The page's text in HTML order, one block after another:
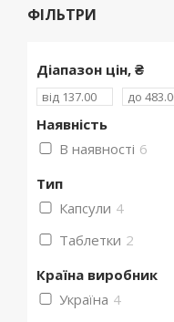
ФІЛЬТРИ
Діапазон цін, ₴
Наявність
В наявності 6
Тип
Капсули 4
Таблетки 2
Країна виробник
Україна 4